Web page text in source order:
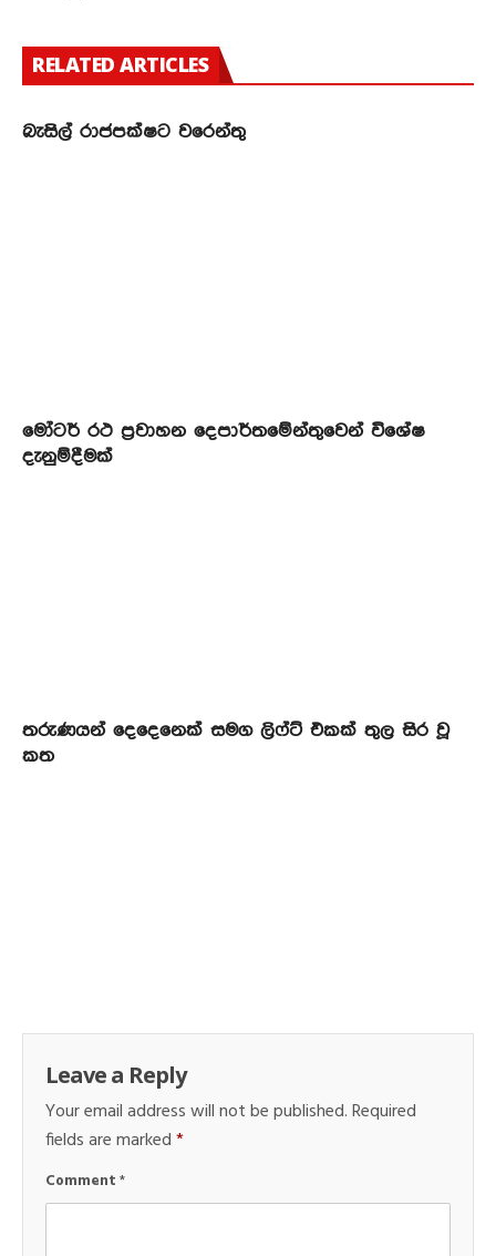
RELATED ARTICLES
බැසිල් රාජපක්ෂට වරෙන්තු
මෝටර් රථ ප්‍රවාහන දෙපාර්තමේන්තුවෙන් විශේෂ
දැනුම්දීමක්
තරුණයන් දෙදෙනෙක් සමග ලිෆ්ට් එකක් තුල සිර වූ
කත
Leave a Reply
Your email address will not be published.Required
fields are marked*
Comment*